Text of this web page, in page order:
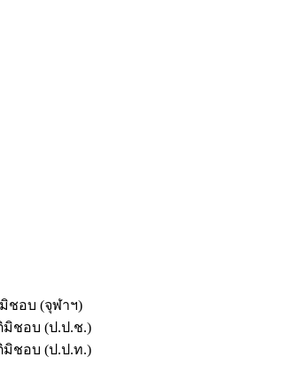
ชอบ (จุฬาฯ)
มิชอบ (ป.ป.ช.)
มิชอบ (ป.ป.ท.)